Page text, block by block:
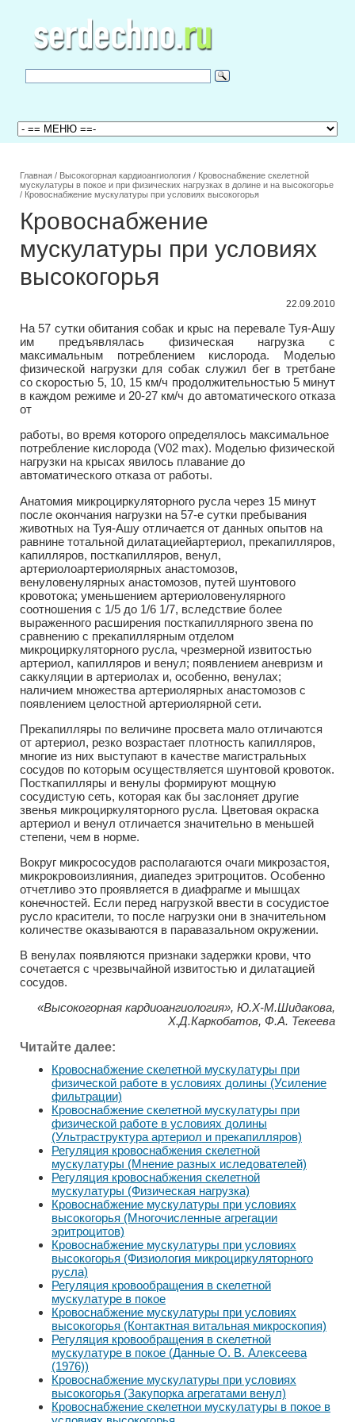
Главная / Высокогорная кардиоангиология / Кровоснабжение скелетной
мускулатуры в покое и при физических нагрузках в долине и на высокогорье
/ Кровоснабжение мускулатуры при условиях высокогорья
Кровоснабжение
мускулатуры при условиях
высокогорья
22.09.2010
На 57 сутки обитания собак и крыс на перевале Туя-Ашу
им предъявлялась физическая нагрузка с
максимальным потреблением кислорода. Моделью
физической нагрузки для собак служил бег в третбане
со скоростью 5, 10, 15 км/ч продолжительностью 5 минут
в каждом режиме и 20-27 км/ч до автоматического отказа
от
работы, во время которого определялось максимальное
потребление кислорода (V02 max). Моделью физической
нагрузки на крысах явилось плавание до
автоматического отказа от работы.
Анатомия микроциркуляторного русла через 15 минут
после окончания нагрузки на 57-е сутки пребывания
животных на Туя-Ашу отличается от данных опытов на
равнине тотальной дилатациейартериол, прекапилляров,
капилляров, посткапилляров, венул,
артериолоартериолярных анастомозов,
венуловенулярных анастомозов, путей шунтового
кровотока; уменьшением артериоловенулярного
соотношения с 1/5 до 1/6 1/7, вследствие более
выраженного расширения посткапиллярного звена по
сравнению с прекапиллярным отделом
микроциркуляторного русла, чрезмерной извитостью
артериол, капилляров и венул; появлением аневризм и
саккуляции в артериолах и, особенно, венулах;
наличием множества артериолярных анастомозов с
появлением целостной артериолярной сети.
Прекапилляры по величине просвета мало отличаются
от артериол, резко возрастает плотность капилляров,
многие из них выступают в качестве магистральных
сосудов по которым осуществляется шунтовой кровоток.
Посткапилляры и венулы формируют мощную
сосудистую сеть, которая как бы заслоняет другие
звенья микроциркуляторного русла. Цветовая окраска
артериол и венул отличается значительно в меньшей
степени, чем в норме.
Вокруг микрососудов располагаются очаги микрозастоя,
микрокровоизлияния, диапедез эритроцитов. Особенно
отчетливо это проявляется в диафрагме и мышцах
конечностей. Если перед нагрузкой ввести в сосудистое
русло красители, то после нагрузки они в значительном
количестве оказываются в паравазальном окружении.
В венулах появляются признаки задержки крови, что
сочетается с чрезвычайной извитостью и дилатацией
сосудов.
«Высокогорная кардиоангиология», Ю.Х-М.Шидакова,
Х.Д.Каркобатов, Ф.А. Текеева
Читайте далее:
Кровоснабжение скелетной мускулатуры при
физической работе в условиях долины (Усиление
фильтрации)
Кровоснабжение скелетной мускулатуры при
физической работе в условиях долины
(Ультраструктура артериол и прекапилляров)
Регуляция кровоснабжения скелетной
мускулатуры (Мнение разных иследователей)
Регуляция кровоснабжения скелетной
мускулатуры (Физическая нагрузка)
Кровоснабжение мускулатуры при условиях
высокогорья (Многочисленные агрегации
эритроцитов)
Кровоснабжение мускулатуры при условиях
высокогорья (Физиология микроциркуляторного
русла)
Регуляция кровообращения в скелетной
мускулатуре в покое
Кровоснабжение мускулатуры при условиях
высокогорья (Контактная витальная микроскопия)
Регуляция кровообращения в скелетной
мускулатуре в покое (Данные О. В. Алексеева
(1976))
Кровоснабжение мускулатуры при условиях
высокогорья (Закупорка агрегатами венул)
Кровоснабжение скелетнои мускулатуры в покое в